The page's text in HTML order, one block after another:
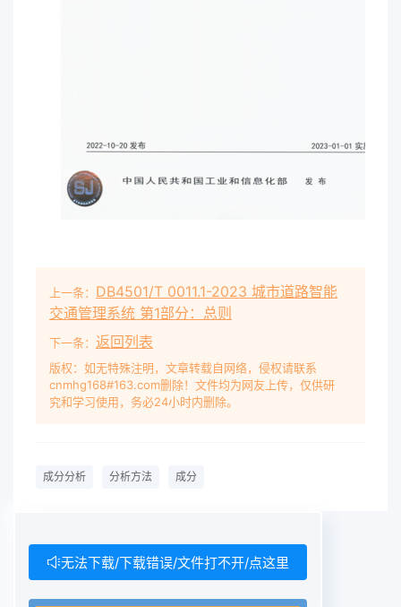
上一条： DB4501/T 0011.1-2023 城市道路智能
交通管理系统 第1部分：总则
下一条： 返回列表
版权：如无特殊注明，文章转载自网络，侵权请联系
cnmhg168#163.com删除！文件均为网友上传，仅供研
究和学习使用，务必24小时内删除。
成分分析 分析方法 成分
无法下载/下载错误/文件打不开/点这里